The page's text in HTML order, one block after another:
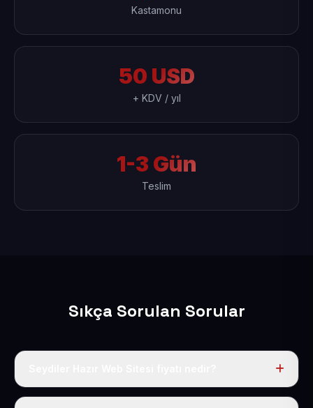
Kastamonu
50 USD
+ KDV / yıl
1-3 Gün
Teslim
Sıkça Sorulan Sorular
Tek fiyat uygulanır: yıllık 50 USD + KDV. Bu bedele alan